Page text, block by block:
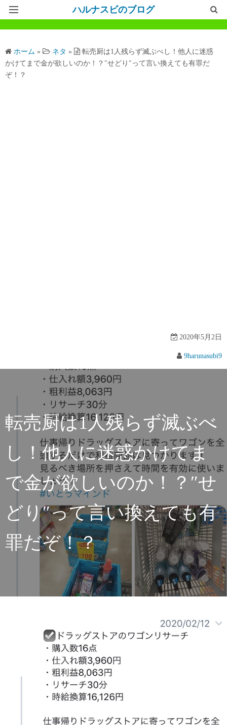
ハルナスビのブログ
記事一覧
ホームページ
ホーム » ネタ »
転売厨は1人残らず滅ぶべし！他人に迷惑
かけてまで金が欲しいのか！？″せどり″って言い換えても有罪だ
ぞ！？
2020年5月2日
9harunasubi9
転売厨は1人残らず滅ぶべ
し！他人に迷惑かけてま
で金が欲しいのか！？″せ
どり″って言い換えても有
罪だぞ！？